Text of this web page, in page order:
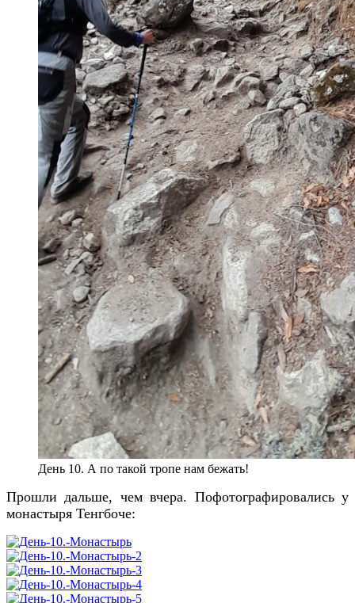
День 10. А по такой тропе нам бежать!
Прошли дальше, чем вчера. Пофотографировались у
монастыря Тенгбоче: